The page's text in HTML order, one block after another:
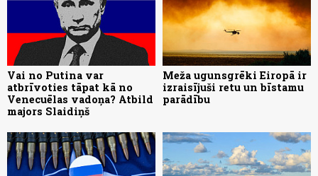
Vai no Putina var
atbrīvoties tāpat kā no
Venecuēlas vadoņa? Atbild
majors Slaidiņš
Meža ugunsgrēki Eiropā ir
izraisījuši retu un bīstamu
parādību